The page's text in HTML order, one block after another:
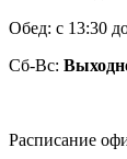
Обед: с 13:30
Сб-Вс:
Расписание